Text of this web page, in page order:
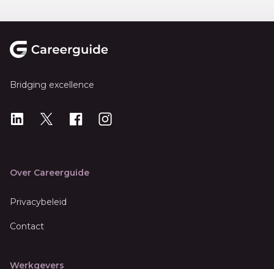
Bridging excellence
LinkedIn
X Instagram
Over Careerguide
Privacybeleid
Contact
Werkgevers